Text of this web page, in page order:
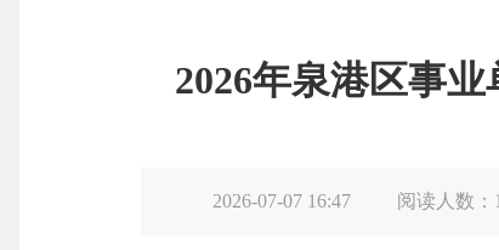
2026年泉港区事
2026-07-07 16:47 阅读人数：